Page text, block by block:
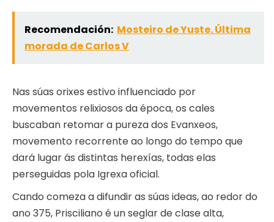
Recomendación: Mosteiro de Yuste. Última
morada de Carlos V
Nas súas orixes estivo influenciado por
movementos relixiosos da época, os cales
buscaban retomar a pureza dos Evanxeos,
movemento recorrente ao longo do tempo que
dará lugar ás distintas herexías, todas elas
perseguidas pola Igrexa oficial.
Cando comeza a difundir as súas ideas, ao redor do
ano 375, Prisciliano é un seglar de clase alta,